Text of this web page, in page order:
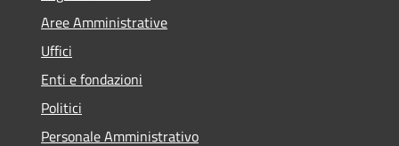
Aree Amministrative
Uffici
Enti e fondazioni
Politici
Personale Amministrativo